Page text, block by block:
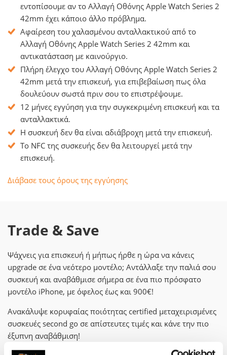
εντοπίσουμε αν το Αλλαγή Οθόνης Apple Watch Series 2
42mm έχει κάποιο άλλο πρόβλημα.
Αφαίρεση του χαλασμένου ανταλλακτικού από το
Αλλαγή Οθόνης Apple Watch Series 2 42mm και
αντικατάσταση με καινούργιο.
Πλήρη έλεγχο του Αλλαγή Οθόνης Apple Watch Series 2
42mm μετά την επισκευή, για επιβεβαίωση πως όλα
δουλεύουν σωστά πριν σου το επιστρέψουμε.
12 μήνες εγγύηση για την συγκεκριμένη επισκευή και τα
ανταλλακτικά.
Η συσκευή δεν θα είναι αδιάβροχη μετά την επισκευή.
Το NFC της συσκευής δεν θα λειτουργεί μετά την
επισκευή.
Διάβασε τους όρους της εγγύησης
Trade & Save
Ψάχνεις για επισκευή ή μήπως ήρθε η ώρα να κάνεις
upgrade σε ένα νεότερο μοντέλο; Αντάλλαξε την παλιά σου
συσκευή και αναβάθμισε σήμερα σε ένα πιο πρόσφατο
μοντέλο iPhone, με όφελος έως και 900€!
Ανακάλυψε κορυφαίας ποιότητας certified μεταχειρισμένες
συσκευές second go σε απίστευτες τιμές και κάνε την πιο
έξυπνη αναβάθμιση!